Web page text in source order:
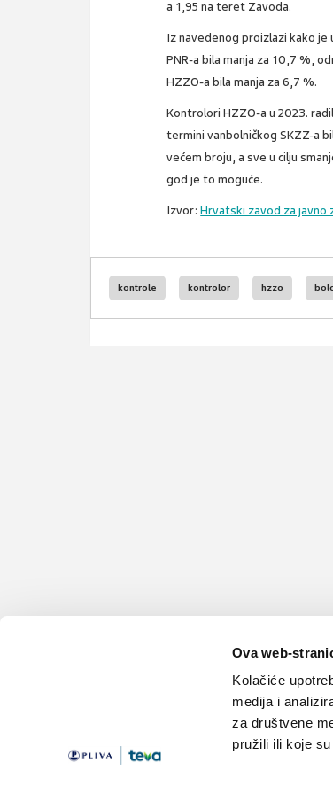
Ova web-
Kolačiće
medija i
za društvene
pružili ili koje
a 1,95 na teret Zavoda.
Iz navedenog proizlazi kako je
PNR-a bila manja za 10,7 %,
HZZO-a bila manja za 6,7 %.
Kontrolori HZZO-a u 2023.
termini vanbolničkog SKZZ-a
većem broju, a sve u cilju
god je to moguće.
Izvor:Hrvatski zavod za javno
kontrole kontrolor hzzo